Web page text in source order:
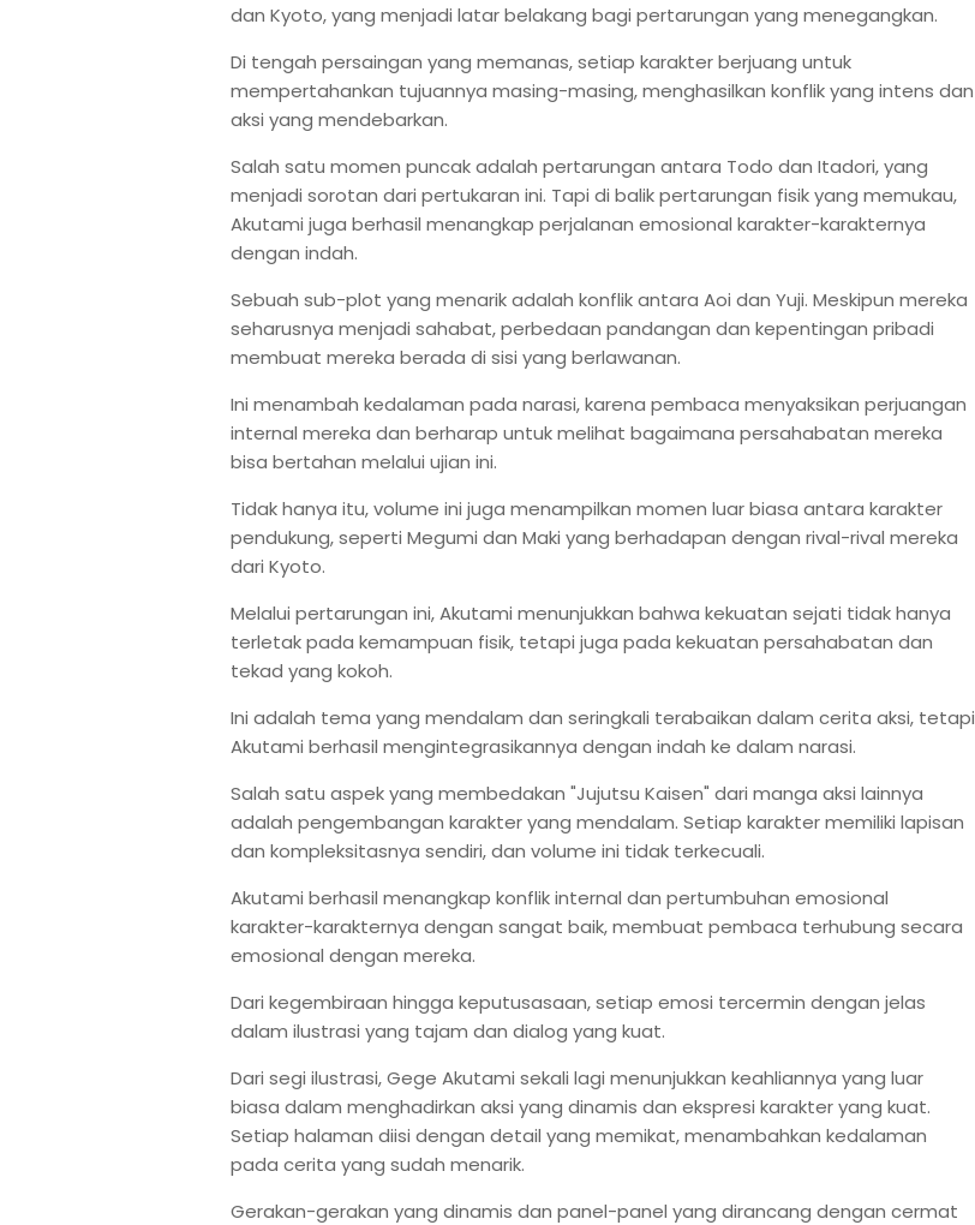
dan Kyoto, yang menjadi latar belakang bagi pertarungan yang menegangkan.
Di tengah persaingan yang memanas, setiap karakter berjuang untuk
mempertahankan tujuannya masing-masing, menghasilkan konflik yang intens dan
aksi yang mendebarkan.
Salah satu momen puncak adalah pertarungan antara Todo dan Itadori, yang
menjadi sorotan dari pertukaran ini. Tapi di balik pertarungan fisik yang memukau,
Akutami juga berhasil menangkap perjalanan emosional karakter-karakternya
dengan indah.
Sebuah sub-plot yang menarik adalah konflik antara Aoi dan Yuji. Meskipun mereka
seharusnya menjadi sahabat, perbedaan pandangan dan kepentingan pribadi
membuat mereka berada di sisi yang berlawanan.
Ini menambah kedalaman pada narasi, karena pembaca menyaksikan perjuangan
internal mereka dan berharap untuk melihat bagaimana persahabatan mereka
bisa bertahan melalui ujian ini.
Tidak hanya itu, volume ini juga menampilkan momen luar biasa antara karakter
pendukung, seperti Megumi dan Maki yang berhadapan dengan rival-rival mereka
dari Kyoto.
Melalui pertarungan ini, Akutami menunjukkan bahwa kekuatan sejati tidak hanya
terletak pada kemampuan fisik, tetapi juga pada kekuatan persahabatan dan
tekad yang kokoh.
Ini adalah tema yang mendalam dan seringkali terabaikan dalam cerita aksi, tetapi
Akutami berhasil mengintegrasikannya dengan indah ke dalam narasi.
Salah satu aspek yang membedakan "Jujutsu Kaisen" dari manga aksi lainnya
adalah pengembangan karakter yang mendalam. Setiap karakter memiliki lapisan
dan kompleksitasnya sendiri, dan volume ini tidak terkecuali.
Akutami berhasil menangkap konflik internal dan pertumbuhan emosional
karakter-karakternya dengan sangat baik, membuat pembaca terhubung secara
emosional dengan mereka.
Dari kegembiraan hingga keputusasaan, setiap emosi tercermin dengan jelas
dalam ilustrasi yang tajam dan dialog yang kuat.
Dari segi ilustrasi, Gege Akutami sekali lagi menunjukkan keahliannya yang luar
biasa dalam menghadirkan aksi yang dinamis dan ekspresi karakter yang kuat.
Setiap halaman diisi dengan detail yang memikat, menambahkan kedalaman
pada cerita yang sudah menarik.
Gerakan-gerakan yang dinamis dan panel-panel yang dirancang dengan cermat